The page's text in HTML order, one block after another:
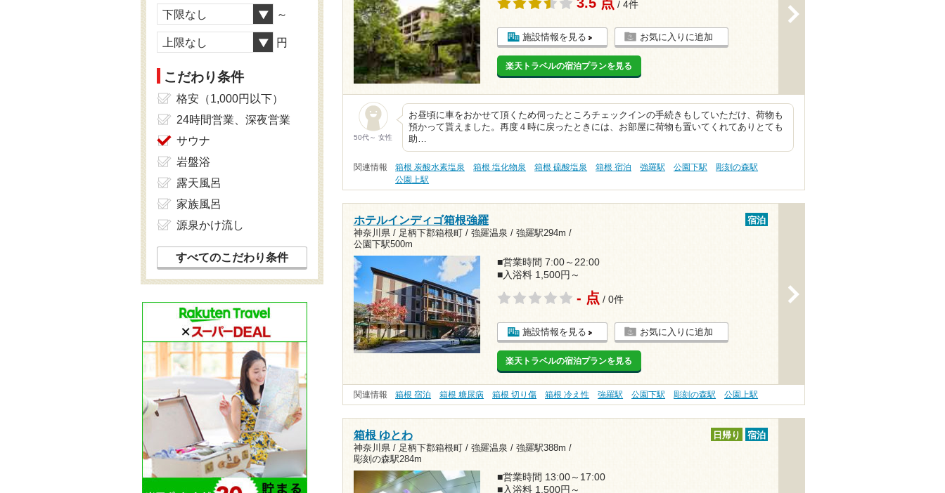
/ 4件
施設情報を見る お気に入りに追加
楽天トラベルの宿泊プランを見る
50代～ 女性
お昼頃に車をおかせて頂くため伺ったところチェックインの手続きもしていただけ、荷物も
預かって貰えました。再度４時に戻ったときには、お部屋に荷物も置いてくれてありとても
助…
関連情報 箱根 炭酸水素塩泉 箱根 塩化物泉 箱根 硫酸塩泉 箱根 宿泊 強羅駅 公園下駅
彫刻の森駅
公園上駅
ホテルインディゴ箱根強羅
神奈川県 / 足柄下郡箱根町 / 強羅温泉 / 強羅駅294m /
公園下駅500m
宿泊
■営業時間 7:00～22:00
■入浴料 1,500円～
- 点 / 0件
施設情報を見る お気に入りに追加
楽天トラベルの宿泊プランを見る
関連情報 箱根 宿泊 箱根 糖尿病 箱根 切り傷 箱根 冷え性 強羅駅 公園下駅 彫刻の森駅 公園上駅
箱根 ゆとわ
神奈川県 / 足柄下郡箱根町 / 強羅温泉 / 強羅駅388m /
彫刻の森駅284m
日帰り 宿泊
■営業時間 13:00～17:00
■入浴料 1,500円～
下限なし ～
上限なし 円
こだわり条件
格安（1,000円以下）
24時間営業、深夜営業
サウナ
岩盤浴
露天風呂
家族風呂
源泉かけ流し
すべてのこだわり条件